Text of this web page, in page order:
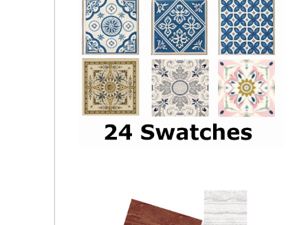
atinoski - Boho Floor